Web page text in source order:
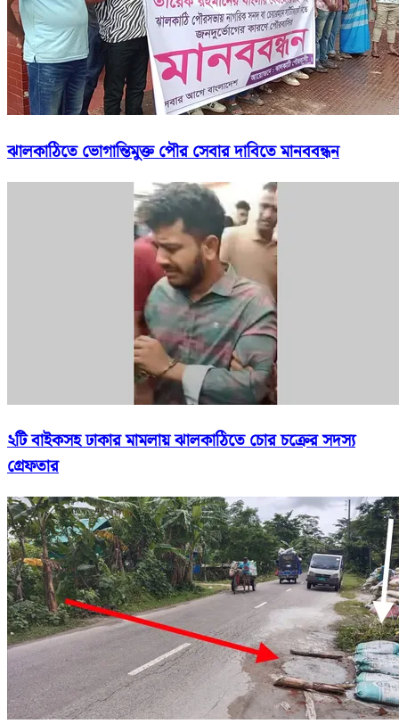
ঝালকাঠিতে ভোগান্তিমুক্ত পৌর সেবার দাবিতে মানববন্ধন
২টি বাইকসহ ঢাকার মামলায় ঝালকাঠিতে চোর চক্রের সদস্য
গ্রেফতার